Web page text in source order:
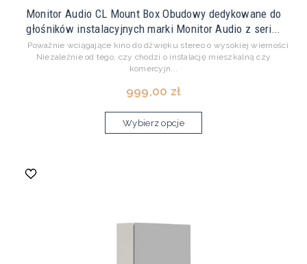
Monitor Audio CL Mount Box Obudowy dedykowane do
głośników instalacyjnych marki Monitor Audio z seri...
Poważnie wciągające kino do dźwięku stereo o wysokiej wierności
Niezależnie od tego, czy chodzi o instalację mieszkalną czy
komercyjn...
999,00 zł
Wybierz opcje